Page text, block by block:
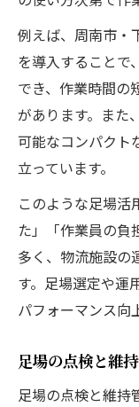
例えば、周南市・
を導入することで
でき、作業時間の
があります。また
可能なコンパクト
立っています。
このような足場活
た」「作業員の負
多く、物流施設の
す。足場選定や運
パフォーマンス向
足場の点検と維
足場の点検と維持